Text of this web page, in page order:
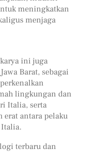
meningkatkan
menjaga
ini juga
Barat, sebagai
lingkungan dan
Italia, serta
erat antara pelaku
terbaru dan